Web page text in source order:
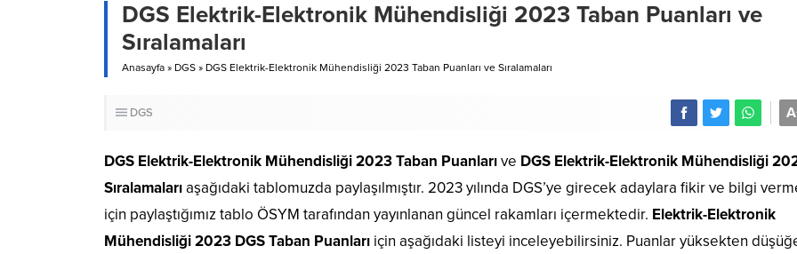
DGS Elektrik-Elektronik Mühendisliği 2023 Taban Puanları ve
Sıralamaları
Anasayfa » DGS » DGS Elektrik-Elektronik Mühendisliği 2023 Taban Puanları ve Sıralamaları
DGS A
DGS Elektrik-Elektronik Mühendisliği 2023 Taban Puanlarıve DGS Elektrik-Elektronik Mühendisliği
Sıralamalarıaşağıdaki tablomuzda paylaşılmıştır. 2023 yılında DGS’ye girecek adaylara fikir ve bilgi
için paylaştığımız tablo ÖSYM tarafından yayınlanan güncel rakamları içermektedir. Elektrik-Elektronik
Mühendisliği 2023 DGS Taban Puanları için aşağıdaki listeyi inceleyebilirsiniz. Puanlar yüksekten